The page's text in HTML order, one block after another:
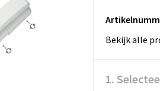
Bekijk alle
1.